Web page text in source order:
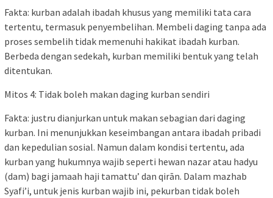
Fakta: kurban adalah ibadah khusus yang memiliki tata cara
tertentu, termasuk penyembelihan. Membeli daging tanpa ada
proses sembelih tidak memenuhi hakikat ibadah kurban.
Berbeda dengan sedekah, kurban memiliki bentuk yang telah
ditentukan.
Mitos 4: Tidak boleh makan daging kurban sendiri
Fakta: justru dianjurkan untuk makan sebagian dari daging
kurban. Ini menunjukkan keseimbangan antara ibadah pribadi
dan kepedulian sosial. Namun dalam kondisi tertentu, ada
kurban yang hukumnya wajib seperti hewan nazar atau hadyu
(dam) bagi jamaah haji tamattu’ dan qirān. Dalam mazhab
Syafi’i, untuk jenis kurban wajib ini, pekurban tidak boleh